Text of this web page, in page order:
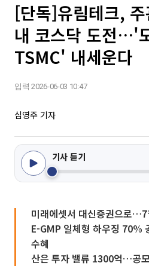
[단독]유림테크,
내 코스닥 도전…'
TSMC' 내세운다
입력 2026-06-03 10:47
심영주 기자
기사 듣기
미래에셋서 대신증권으로…7
E-GMP 일체형 하우징 70%
수혜
산은 투자 밸류 1300억…공